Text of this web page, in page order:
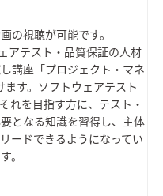
の視聴が可能です。
アテスト・品質保証の人材
講座「プロジェクト・マネ
す。ソフトウェアテスト
れを目指す方に、テスト・
となる知識を習得し、主体
ードできるようになってい
。